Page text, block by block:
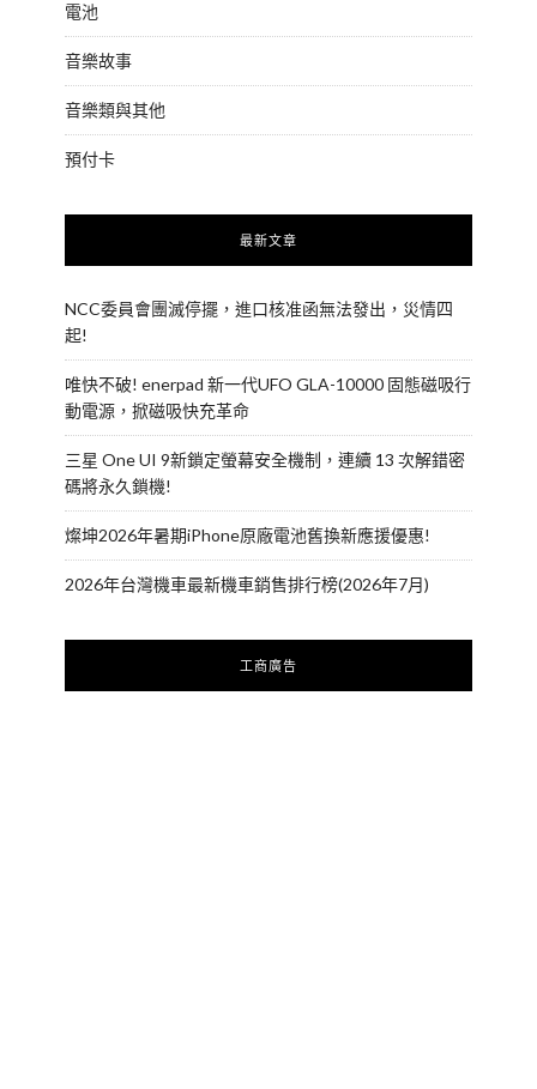
電池
音樂故事
音樂類與其他
預付卡
最新文章
NCC委員會團滅停擺，進口核准函無法發出，災情四
起!
唯快不破! enerpad 新一代UFO GLA-10000 固態磁吸行
動電源，掀磁吸快充革命
三星 One UI 9新鎖定螢幕安全機制，連續 13 次解錯密
碼將永久鎖機!
燦坤2026年暑期iPhone原廠電池舊換新應援優惠!
2026年台灣機車最新機車銷售排行榜(2026年7月)
工商廣告